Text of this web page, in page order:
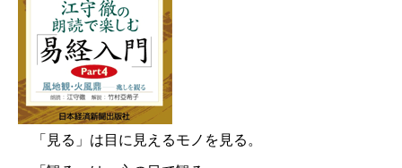
「見る」は目に見えるモノを見る。